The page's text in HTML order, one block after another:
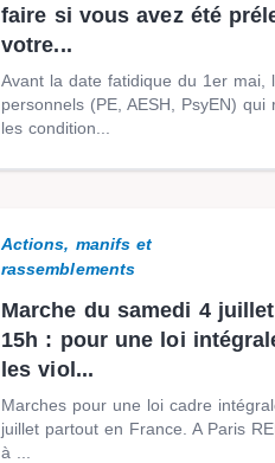
faire si vous avez été
votre...
Avant la date fatidique du 1er mai,
personnels (PE, AESH, PsyEN) qui
les condition...
Actions, manifs et
rassemblements
Marche du samedi 4
15h : pour une loi
les viol...
Marches pour une loi cadre
juillet partout en France. A Paris
à ...